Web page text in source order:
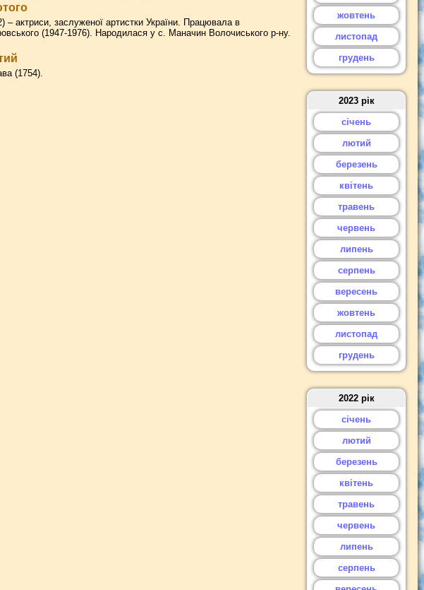
– актриси, заслуженої артистки України. Працювала в
(1947-1976). Народилася у с. Маначин Волочиського р-ну.
(1754).
жовтень
листопад
грудень
2023 рік
січень
лютий
березень
квітень
травень
червень
липень
серпень
вересень
жовтень
листопад
грудень
2022 рік
січень
лютий
березень
квітень
травень
червень
липень
серпень